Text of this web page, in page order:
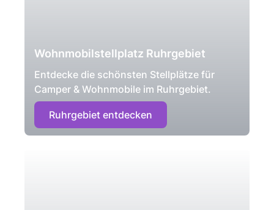
Wohnmobilstellplatz Ruhrgebiet
Entdecke die schönsten Stellplätze für
Camper & Wohnmobile im Ruhrgebiet.
Ruhrgebiet entdecken